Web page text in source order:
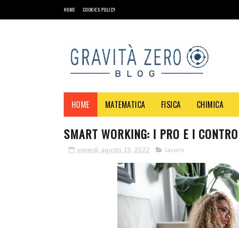
HOME COOKIES POLICY
HOME MATEMATICA FISICA CHIMICA
SMART WORKING: I PRO E I CONTRO
venerdì, agosto 19, 2022 lavoro